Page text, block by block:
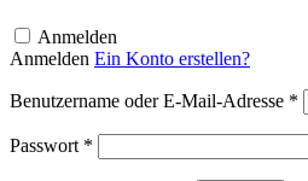
Anmelden
Anmelden Ein Konto erstellen?
Benutzername oder E-Mail-Adresse *
Passwort *